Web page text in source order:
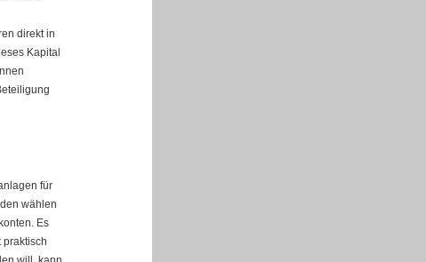
direkt in
Kapital
für
wählen
Es
praktisch